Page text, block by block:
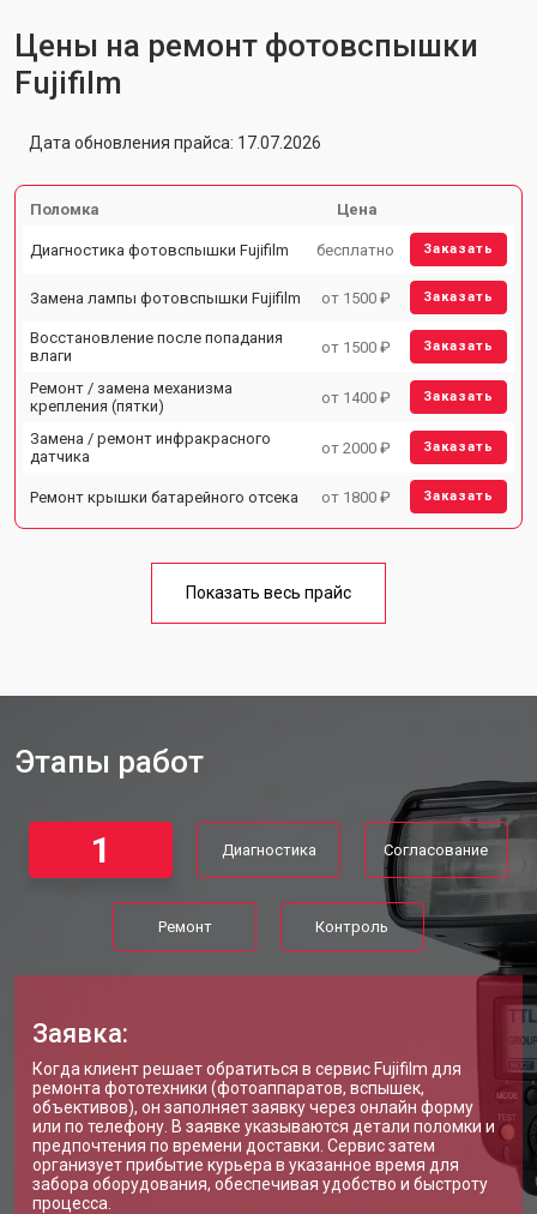
Цены на ремонт фотовспышки
Fujifilm
Дата обновления прайса: 17.07.2026
Поломка Цена
Диагностика фотовспышки Fujifilm бесплатно Заказать
Замена лампы фотовспышки Fujifilm от 1500 ₽ Заказать
Восстановление после попадания
влаги
от 1500 ₽ Заказать
Ремонт / замена механизма
крепления (пятки)
от 1400 ₽ Заказать
Замена / ремонт инфракрасного
датчика
от 2000 ₽ Заказать
Ремонт крышки батарейного отсека от 1800 ₽ Заказать
Показать весь прайс
Этапы работ
1 Диагностика Согласование
Ремонт Контроль
Заявка:
Когда клиент решает обратиться в сервис Fujifilm для
ремонта фототехники (фотоаппаратов, вспышек,
объективов), он заполняет заявку через онлайн форму
или по телефону. В заявке указываются детали поломки и
предпочтения по времени доставки. Сервис затем
организует прибытие курьера в указанное время для
забора оборудования, обеспечивая удобство и быстроту
процесса.